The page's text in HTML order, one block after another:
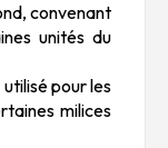
convenant
unités du
pour les
milices